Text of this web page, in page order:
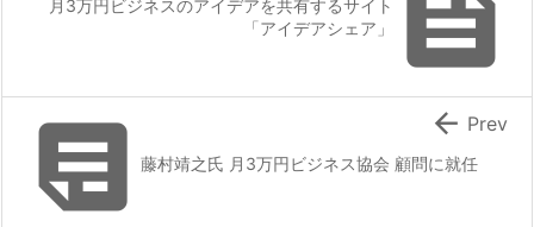

月3万円ビジネスのアイデアを共有するサイト
「アイデアシェア」
藤村靖之氏 月3万円ビジネス協会 顧問に就任
 Prev